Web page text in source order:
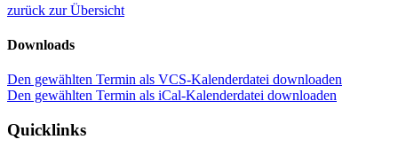
zurück zur Übersicht
Downloads
Den gewählten Termin als VCS-Kalenderdatei downloaden
Den gewählten Termin als iCal-Kalenderdatei downloaden
Quicklinks